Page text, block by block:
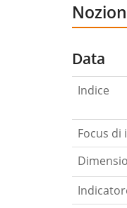
Data
Indice
Focus di